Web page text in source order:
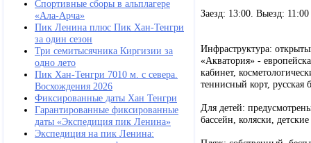
Спортивные сборы в альплагере
«Ала-Арча»
Пик Ленина плюс Пик Хан-Тенгри
за один сезон
Три семитысячника Киргизии за
одно лето
Пик Хан-Тенгри 7010 м. с севера.
Восхождения 2026
Фиксированные даты Хан Тенгри
Гарантированные фиксированные
даты «Экспедиция пик Ленина»
Экспедиция на пик Ленина:
Заезд: 13:00. Выезд: 11:00
Инфраструктура:
«Акватория» -
кабинет,
теннисный корт, русская
Для детей:
бассейн, коляски,